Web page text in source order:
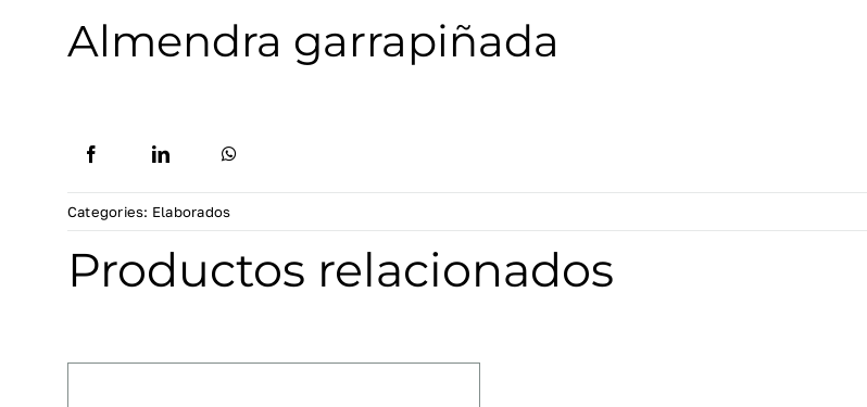
Almendra garrapiñada
Categories: Elaborados
Productos relacionados